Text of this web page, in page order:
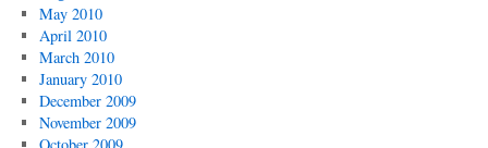
May 2010
April 2010
March 2010
January 2010
December 2009
November 2009